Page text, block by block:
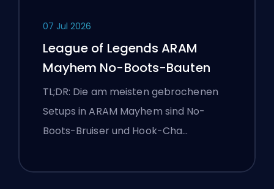
07 Jul 2026
League of Legends ARAM
Mayhem No-Boots-Bauten
TL;DR: Die am meisten gebrochenen
Setups in ARAM Mayhem sind No-
Boots-Bruiser und Hook-Cha…